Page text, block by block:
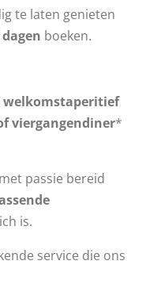
te laten genieten
boeken.
welkomstaperitief
viergangendiner*
passie bereid
is.
service die ons